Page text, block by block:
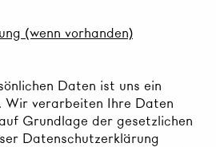
(wenn vorhanden)
Daten ist uns ein
Wir verarbeiten Ihre Daten
Grundlage der gesetzlichen
Datenschutzerklärung